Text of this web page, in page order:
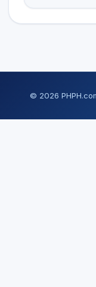
© 2026